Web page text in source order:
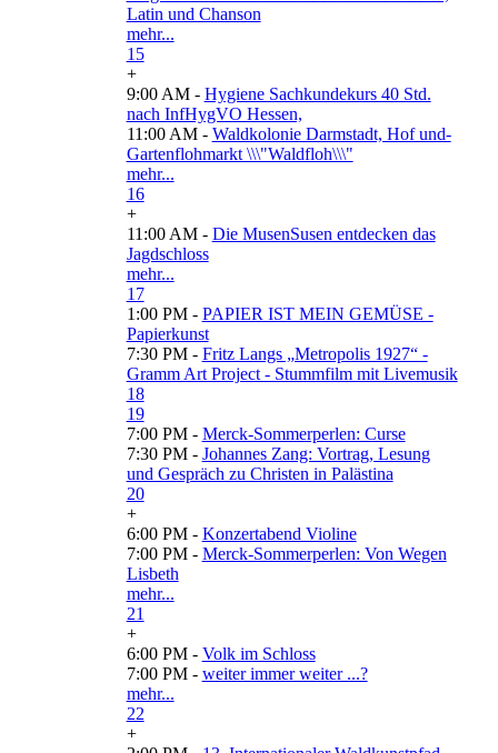
Latin und Chanson
mehr...
15
+
9:00 AM - Hygiene Sachkundekurs 40 Std.
nach InfHygVO Hessen,
11:00 AM - Waldkolonie Darmstadt, Hof und-
Gartenflohmarkt \\\"Waldfloh\\\"
mehr...
16
+
11:00 AM - Die MusenSusen entdecken das
Jagdschloss
mehr...
17
1:00 PM - PAPIER IST MEIN GEMÜSE -
Papierkunst
7:30 PM - Fritz Langs „Metropolis 1927“ -
Gramm Art Project - Stummfilm mit Livemusik
18
19
7:00 PM - Merck-Sommerperlen: Curse
7:30 PM - Johannes Zang: Vortrag, Lesung
und Gespräch zu Christen in Palästina
20
+
6:00 PM - Konzertabend Violine
7:00 PM - Merck-Sommerperlen: Von Wegen
Lisbeth
mehr...
21
+
6:00 PM - Volk im Schloss
7:00 PM - weiter immer weiter ...?
mehr...
22
+